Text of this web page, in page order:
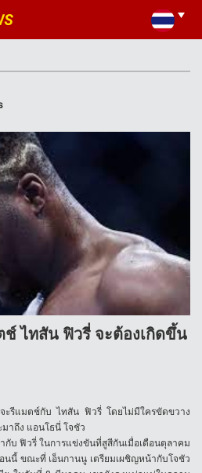
ช์ ไทสัน ฟิวรี่ จะต้องเกิดขึ้น
ะรีแมตช์กับ ไทสัน ฟิวรี่ โดยไม่มีใครขัดขวาง
าถึง แอนโธนี่ โจชัว
กับ ฟิวรี่ ในการแข่งขันที่สูสีกันเมื่อเดือนตุลาคม
นี้ ขณะที่ เอ็นกานนู เตรียมเผชิญหน้ากับโจชัว